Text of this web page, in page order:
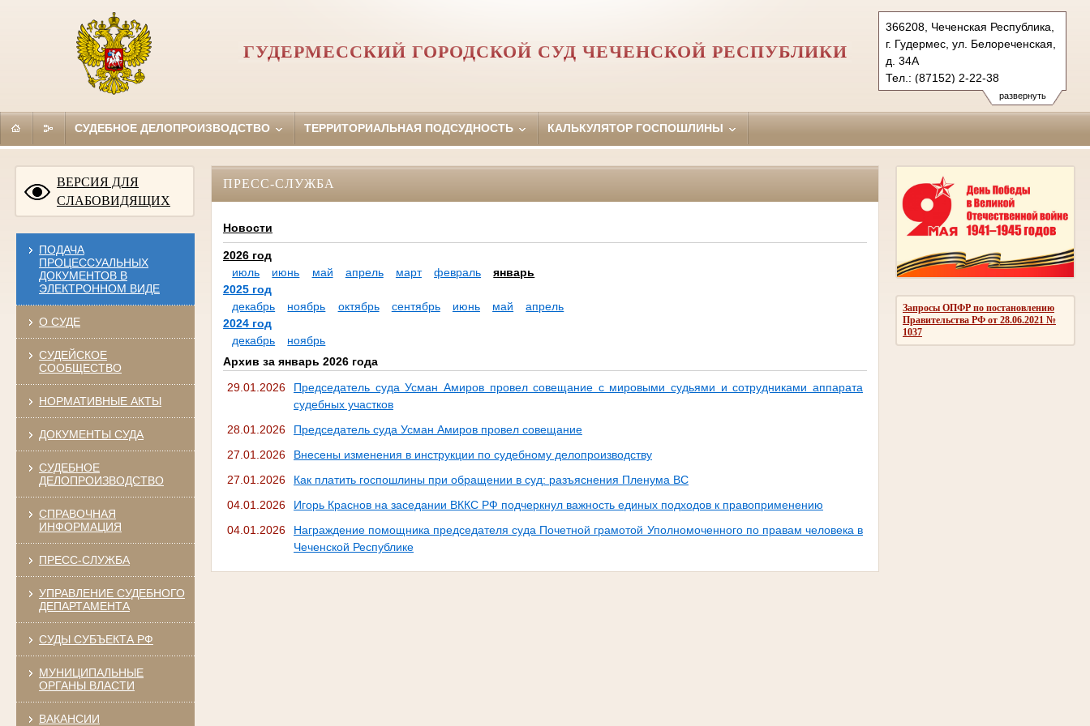
развернуть
366208, Чеченская Республика,
г. Гудермес, ул. Белореченская,
д. 34А
Тел.: (87152) 2-22-38
gudermessky.chn@sudrf.ru
ГУДЕРМЕССКИЙ ГОРОДСКОЙ СУД ЧЕЧЕНСКОЙ РЕСПУБЛИКИ
СУДЕБНОЕ ДЕЛОПРОИЗВОДСТВО ТЕРРИТОРИАЛЬНАЯ ПОДСУДНОСТЬ КАЛЬКУЛЯТОР ГОСПОШЛИНЫ
ВЕРСИЯ ДЛЯ
СЛАБОВИДЯЩИХ
ПОДАЧА
ПРОЦЕССУАЛЬНЫХ
ДОКУМЕНТОВ В
ЭЛЕКТРОННОМ ВИДЕ
О СУДЕ
СУДЕЙСКОЕ
СООБЩЕСТВО
НОРМАТИВНЫЕ АКТЫ
ДОКУМЕНТЫ СУДА
СУДЕБНОЕ
ДЕЛОПРОИЗВОДСТВО
СПРАВОЧНАЯ
ИНФОРМАЦИЯ
ПРЕСС-СЛУЖБА
УПРАВЛЕНИЕ СУДЕБНОГО
ДЕПАРТАМЕНТА
СУДЫ СУБЪЕКТА РФ
МУНИЦИПАЛЬНЫЕ
ОРГАНЫ ВЛАСТИ
ВАКАНСИИ
Запросы ОПФР по постановлению
Правительства РФ от 28.06.2021 №
1037
ПРЕСС-СЛУЖБА
Новости
2026 год
июль
июнь май апрель март февраль
январь
2025 год
декабрь
ноябрь октябрь сентябрь июнь май
апрель
2024 год
декабрь
ноябрь
Архив за январь 2026 года
29.01.2026
Председатель суда Усман Амиров провел совещание с мировыми судьями и сотрудниками аппарата
судебных участков
28.01.2026
Председатель суда Усман Амиров провел совещание
27.01.2026
Внесены изменения в инструкции по судебному делопроизводству
27.01.2026
Как платить госпошлины при обращении в суд: разъяснения Пленума ВС
04.01.2026
Игорь Краснов на заседании ВККС РФ подчеркнул важность единых подходов к правоприменению
04.01.2026
Награждение помощника председателя суда Почетной грамотой Уполномоченного по правам человека в
Чеченской Республике